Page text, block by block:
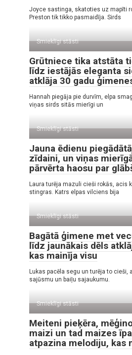
Joyce sastinga, skatoties uz mapīti
Preston tik tikko pasmaidīja. Sirds
Smieklīgi stāsti
Grūtniece tika atstāta
līdz iestājās eleganta
atklāja 30 gadu
Hannah piegāja pie durvīm, elpa
viņas sirds sitās mierīgi un
Smieklīgi stāsti
Jauna ēdienu
zīdaini, un viņas
pārvērta haosu par
Laura turēja mazuli cieši rokās, acis
stingras. Katrs elpas vilciens bija
Smieklīgi stāsti
Bagātā ģimene met
līdz jaunākais dēls
kas mainīja visu
Lukas pacēla segu un turēja to cieši,
sajūsmu un baiļu sajaukumu.
Smieklīgi stāsti
Meiteni pieķēra,
maizi un tad maizes
atpazina melodiju, kas